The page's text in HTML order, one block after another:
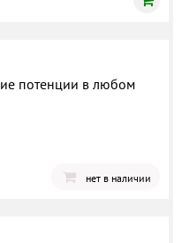
потенции в любом
нет в наличии